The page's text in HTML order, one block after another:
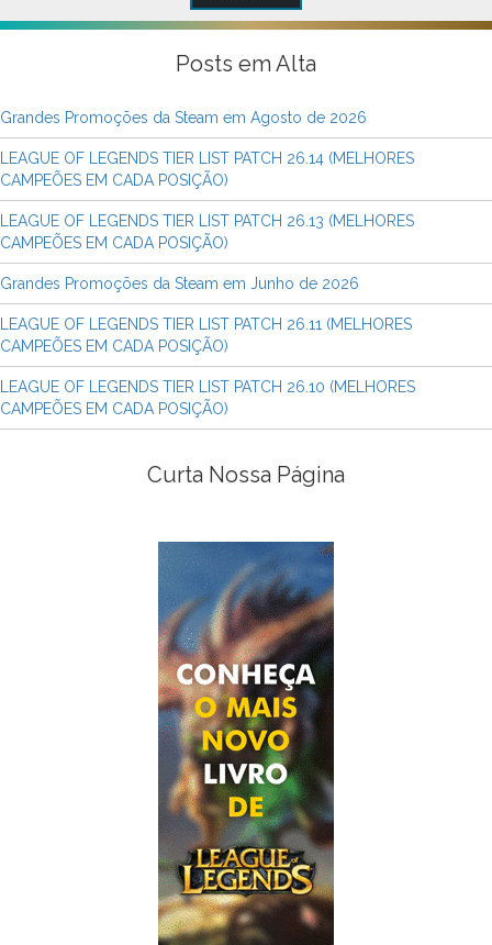
Posts em Alta
Grandes Promoções da Steam em Agosto de 2026
LEAGUE OF LEGENDS TIER LIST PATCH 26.14 (MELHORES
CAMPEÕES EM CADA POSIÇÃO)
LEAGUE OF LEGENDS TIER LIST PATCH 26.13 (MELHORES
CAMPEÕES EM CADA POSIÇÃO)
Grandes Promoções da Steam em Junho de 2026
LEAGUE OF LEGENDS TIER LIST PATCH 26.11 (MELHORES
CAMPEÕES EM CADA POSIÇÃO)
LEAGUE OF LEGENDS TIER LIST PATCH 26.10 (MELHORES
CAMPEÕES EM CADA POSIÇÃO)
Curta Nossa Página